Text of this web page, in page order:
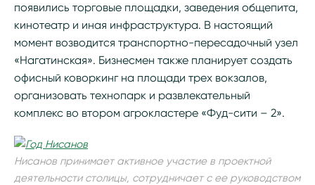
появились торговые площадки, заведения общепита,
кинотеатр и иная инфраструктура. В настоящий
момент возводится транспортно-пересадочный узел
«Нагатинская». Бизнесмен также планирует создать
офисный коворкинг на площади трех вокзалов,
организовать технопарк и развлекательный
комплекс во втором агрокластере «Фуд-сити – 2».
Нисанов принимает активное участие в проектной
деятельности столицы, сотрудничает с ее руководством